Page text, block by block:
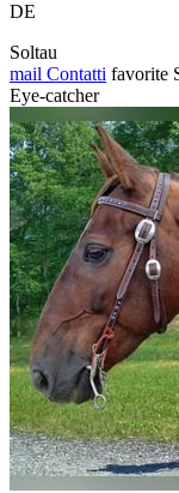
DE
Soltau
mail Contatti favorite
Eye-catcher